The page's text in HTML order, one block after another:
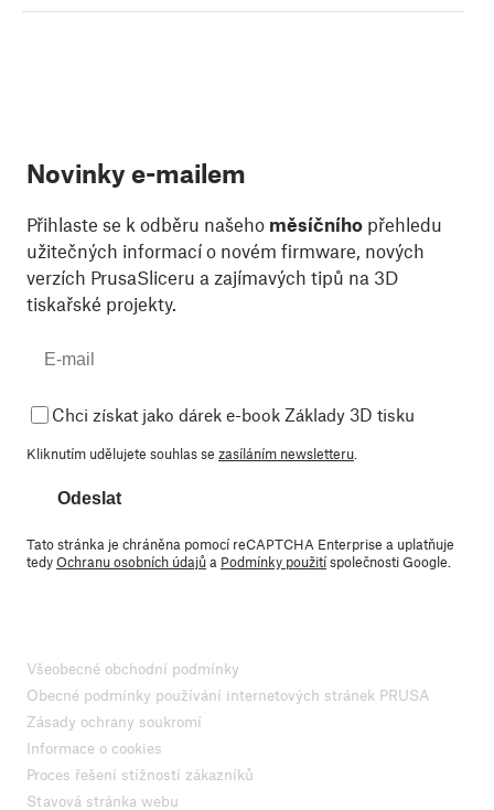
Novinky e-mailem
Přihlaste se k odběru našeho měsíčního přehledu
užitečných informací o novém firmware, nových
verzích PrusaSliceru a zajímavých tipů na 3D
tiskařské projekty.
Chci získat jako dárek e-book Základy 3D tisku
Kliknutím udělujete souhlas se zasíláním newsletteru
Odeslat
Tato stránka je chráněna pomocí reCAPTCHA Enterprise a uplatňuje
tedyOchranu osobních údajůa Podmínky použitíspolečnosti Google.
Všeobecné obchodní podmínky
Obecné podmínky používání internetových stránek PRUSA
Zásady ochrany soukromí
Informace o cookies
Proces řešení stížností zákazníků
Stavová stránka webu